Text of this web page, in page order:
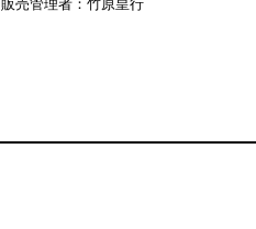
販売管理者：竹原皇行